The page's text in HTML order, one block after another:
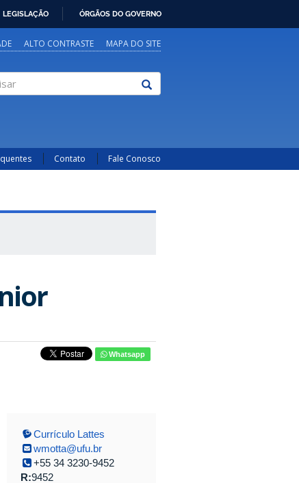
LEGISLAÇÃO ÓRGÃOS DO GOVERNO
ALTO CONTRASTE MAPA DO SITE
Contato Fale Conosco
Whatsapp
Currículo Lattes
wmotta@ufu.br
+55 34 3230-9452
R:9452